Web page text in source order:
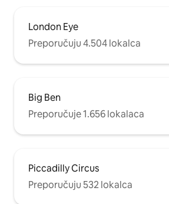
London Eye
Preporučuju 4.504 lokalca
Big Ben
Preporučuje 1.656 lokalaca
Piccadilly Circus
Preporučuju 532 lokalca